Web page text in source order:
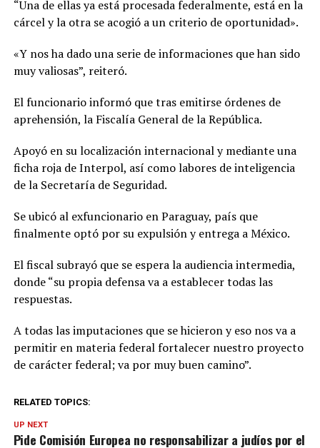
“Una de ellas ya está procesada federalmente, está en la
cárcel y la otra se acogió a un criterio de oportunidad».
«Y nos ha dado una serie de informaciones que han sido
muy valiosas”, reiteró.
El funcionario informó que tras emitirse órdenes de
aprehensión, la Fiscalía General de la República.
Apoyó en su localización internacional y mediante una
ficha roja de Interpol, así como labores de inteligencia
de la Secretaría de Seguridad.
Se ubicó al exfuncionario en Paraguay, país que
finalmente optó por su expulsión y entrega a México.
El fiscal subrayó que se espera la audiencia intermedia,
donde “su propia defensa va a establecer todas las
respuestas.
A todas las imputaciones que se hicieron y eso nos va a
permitir en materia federal fortalecer nuestro proyecto
de carácter federal; va por muy buen camino”.
RELATED TOPICS:
UP NEXT
Pide Comisión Europea no responsabilizar a judíos por el